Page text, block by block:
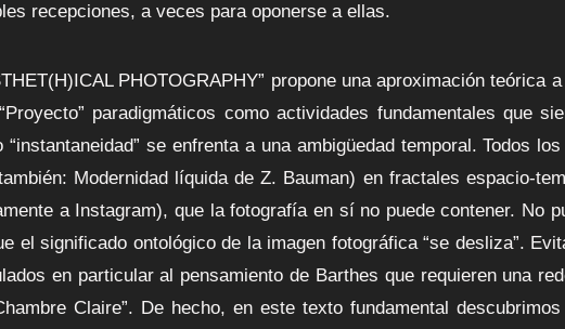
recepciones, a veces para oponerse a ellas.
PHOTOGRAPHY” propone una aproximación teórica
paradigmáticos como actividades fundamentales que
“instantaneidad” se enfrenta a una ambigüedad temporal. Todos
Modernidad líquida de Z. Bauman) en fractales espacio-
a Instagram), que la fotografía en sí no puede contener. No
el significado ontológico de la imagen fotográfica “se desliza”.
en particular al pensamiento de Barthes que requieren una
Claire”. De hecho, en este texto fundamental